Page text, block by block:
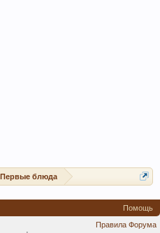
Первые блюда
Помощь
Правила Форума